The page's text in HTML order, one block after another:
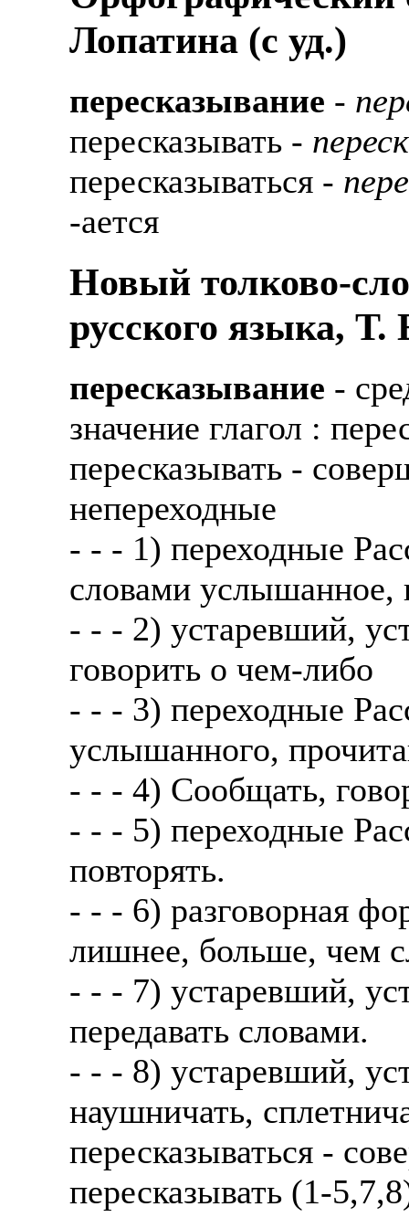
Лопатина (c уд.)
пересказывание -
пересказывать -
пересказываться -
-ается
Новый толково-
русского языка,
пересказывание -
значение глагол :
пересказывать -
непереходные
- - - 1) переходные
словами услышанное,
- - - 2) устаревший,
говорить о чем-либо
- - - 3) переходные
услышанного,
- - - 4) Сообщать,
- - - 5) переходные
повторять.
- - - 6) разговорная
лишнее, больше, чем
- - - 7) устаревший,
передавать словами.
- - - 8) устаревший,
наушничать,
пересказываться -
пересказывать (1-